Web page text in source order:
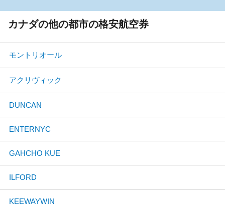
カナダの他の都市の格安航空券
モントリオール
アクリヴィック
DUNCAN
ENTERNYC
GAHCHO KUE
ILFORD
KEEWAYWIN